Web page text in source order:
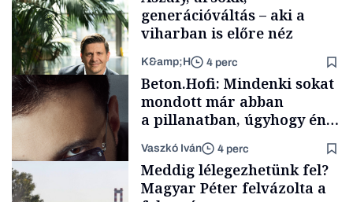
Kultúra
TÁMOGATÓI
generációváltás – aki a
viharban is előre néz
K&amp;H 4 perc
Beton.Hofi: Mindenki sokat
mondott már abban
a pillanatban, úgyhogy én
a legsarkosabb
gondolataimat akartam
kimondani
Vaszkó Iván 4 perc
Meddig lélegezhetünk fel?
Magyar Péter felvázolta a